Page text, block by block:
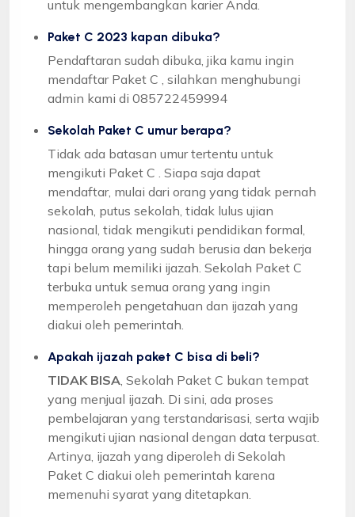
untuk mengembangkan karier Anda.
Paket C 2023 kapan dibuka?
Pendaftaran sudah dibuka, jika kamu ingin
mendaftar Paket C , silahkan menghubungi
admin kami di 085722459994
Sekolah Paket C umur berapa?
Tidak ada batasan umur tertentu untuk
mengikuti Paket C . Siapa saja dapat
mendaftar, mulai dari orang yang tidak pernah
sekolah, putus sekolah, tidak lulus ujian
nasional, tidak mengikuti pendidikan formal,
hingga orang yang sudah berusia dan bekerja
tapi belum memiliki ijazah. Sekolah Paket C
terbuka untuk semua orang yang ingin
memperoleh pengetahuan dan ijazah yang
diakui oleh pemerintah.
Apakah ijazah paket C bisa di beli?
TIDAK BISA , Sekolah Paket C bukan tempat
yang menjual ijazah. Di sini, ada proses
pembelajaran yang terstandarisasi, serta wajib
mengikuti ujian nasional dengan data terpusat.
Artinya, ijazah yang diperoleh di Sekolah
Paket C diakui oleh pemerintah karena
memenuhi syarat yang ditetapkan.